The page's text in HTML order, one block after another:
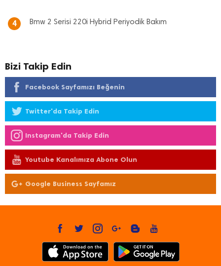
4 Bmw 2 Serisi 220i Hybrid Periyodik Bakım
Bizi Takip Edin
Facebook Sayfamızı Beğenin
Twitter'da Takip Edin
Instagram'da Takip Edin
Youtube Kanalımıza Abone Olun
Google Business Sayfamız